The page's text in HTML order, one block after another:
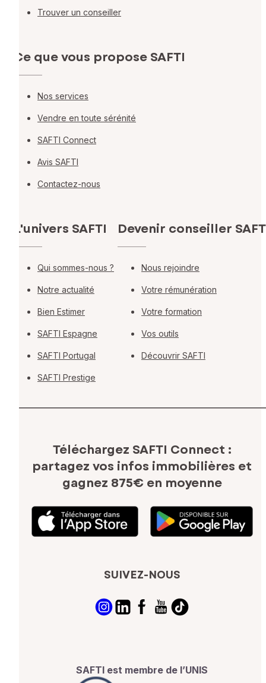
Trouver un conseiller
Ce que vous propose SAFTI
Nos services
Vendre en toute sérénité
SAFTI Connect
Avis SAFTI
Contactez-nous
L'univers SAFTI
Qui sommes-nous ?
Notre actualité
Bien Estimer
SAFTI Espagne
SAFTI Portugal
SAFTI Prestige
Devenir conseiller
Nous rejoindre
Votre rémunération
Votre formation
Vos outils
Découvrir SAFTI
Téléchargez SAFTI Connect :
partagez vos infos immobilières et
gagnez 875€ en moyenne
SUIVEZ-NOUS
SAFTI est membre de l’UNIS